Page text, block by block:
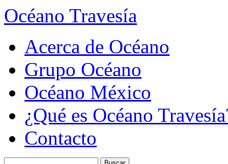
Océano Travesía
Acerca de Océano
Grupo Océano
Océano México
¿Qué es Océano
Contacto